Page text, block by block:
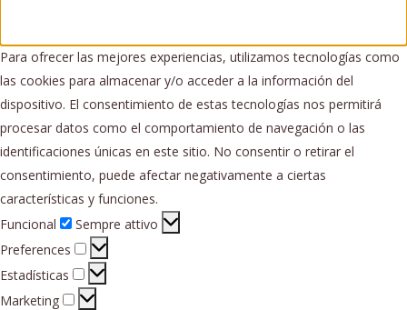
Para ofrecer las mejores experiencias, utilizamos tecnologías como
las cookies para almacenar y/o acceder a la información del
dispositivo. El consentimiento de estas tecnologías nos permitirá
procesar datos como el comportamiento de navegación o las
identificaciones únicas en este sitio. No consentir o retirar el
consentimiento, puede afectar negativamente a ciertas
características y funciones.
Funcional
Funcional
Sempre attivo
Preferences
Preferences
Estadísticas
Estadísticas
Marketing
Marketing